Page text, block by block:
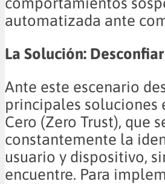
automatizada ante
La Solución:
Ante este escenario
principales soluciones
Cero (Zero Trust), que
constantemente la
usuario y dispositivo,
encuentre. Para